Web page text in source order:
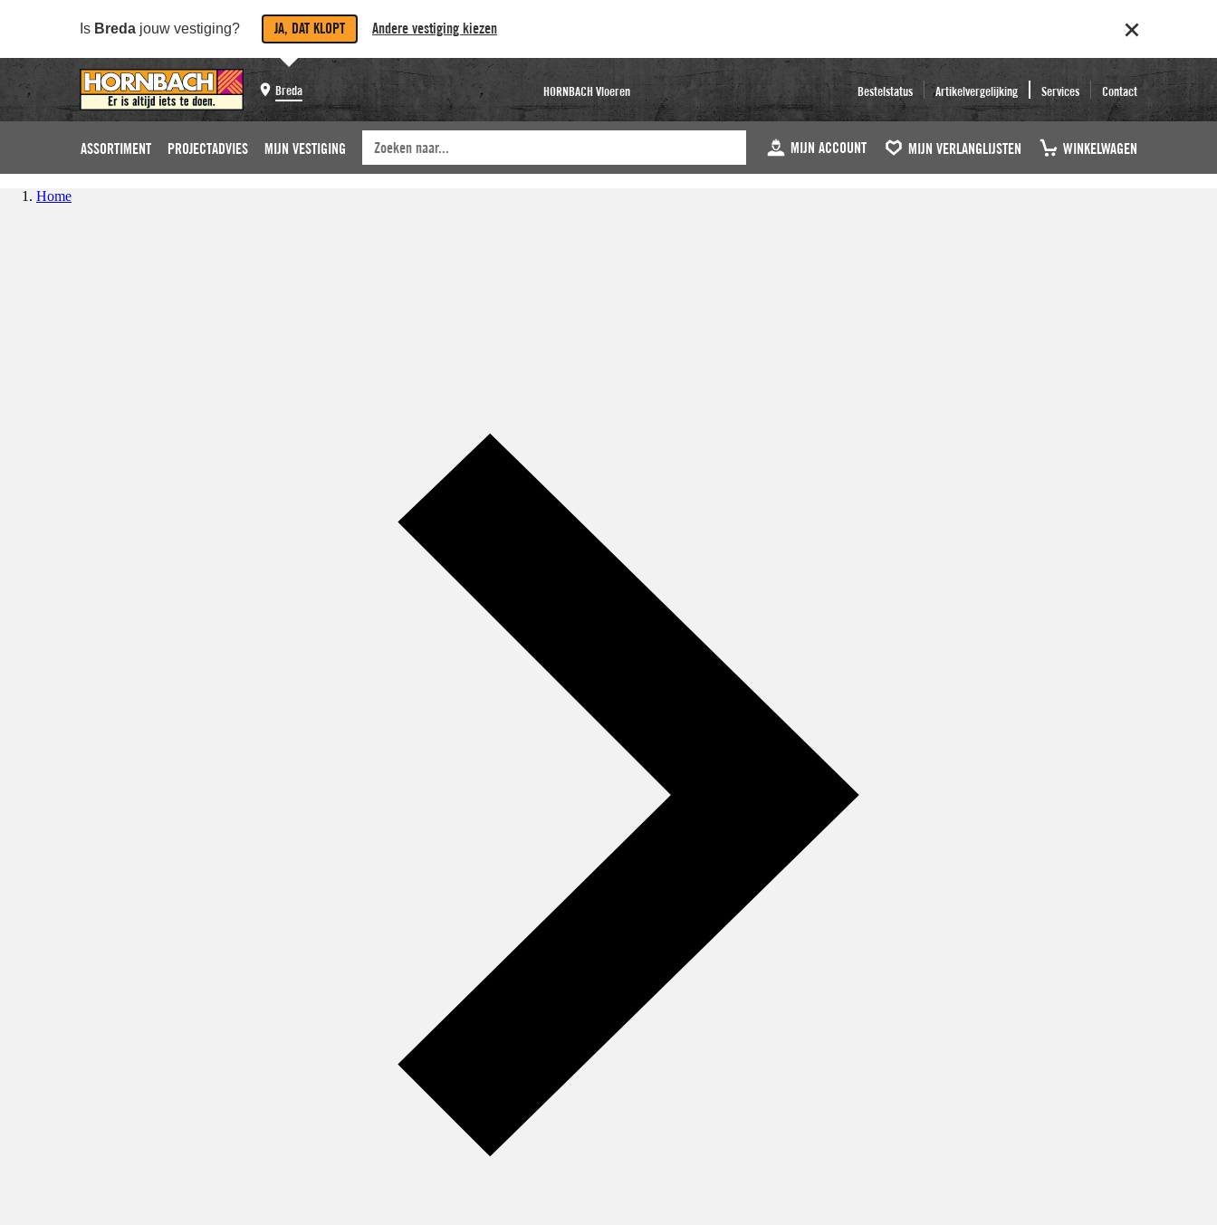
Is Breda jouw vestiging? JA, DAT KLOPT Andere vestiging kiezen
Breda HORNBACH Vloeren Bestelstatus Artikelvergelijking Services Contact
ASSORTIMENT PROJECTADVIES MIJN VESTIGING MIJN ACCOUNT MIJN VERLANGLIJSTEN WINKELWAGEN
Home